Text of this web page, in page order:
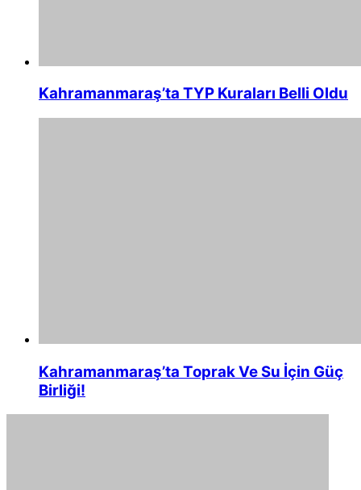
Kahramanmaraş’ta TYP Kuraları Belli Oldu
Kahramanmaraş’ta Toprak Ve Su İçin Güç
Birliği!